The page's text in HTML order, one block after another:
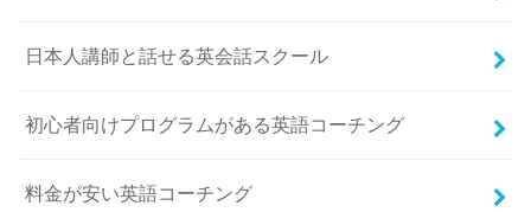
日本人講師と話せる英会話スクール
初心者向けプログラムがある英語コーチング
料金が安い英語コーチング